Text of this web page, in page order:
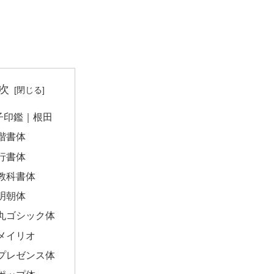
印鑑｜根田
書体
書体
科書体
朝体
ゴシック体
イリオ
レゼンス体